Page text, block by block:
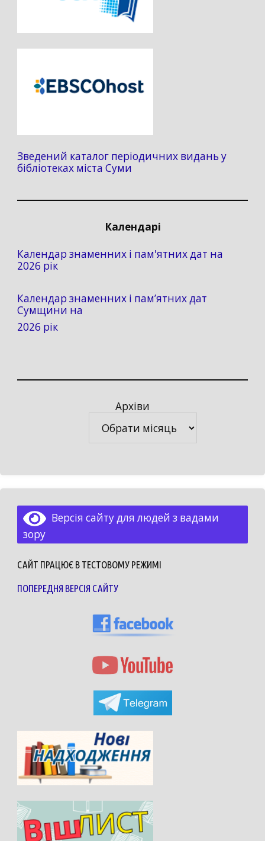
Зведений каталог періодичних видань у
бібліотеках міста Суми
Календарі
Календар знаменних і пам'ятних дат на
2026 рік
Календар знаменних і пам’ятних дат
Сумщини на
2026 рік
Архіви
Версія сайту для людей з вадами
зору
САЙТ ПРАЦЮЄ В ТЕСТОВОМУ РЕЖИМІ
ПОПЕРЕДНЯ ВЕРСІЯ САЙТУ